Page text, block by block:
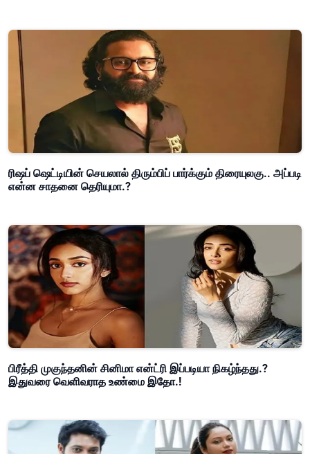
ரிஷப் ஷெட்டியின் செயலால் திரும்பிப் பார்க்கும் திரையுலகு.. அப்படி
என்ன சாதனை தெரியுமா.?
பிரீத்தி முகுந்தனின் சினிமா என்ட்ரி இப்படியா நிகழ்ந்தது.?
இதுவரை வெளிவராத உண்மை இதோ.!